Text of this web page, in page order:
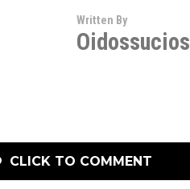
Written By
Oidossucios
CLICK TO COMMENT